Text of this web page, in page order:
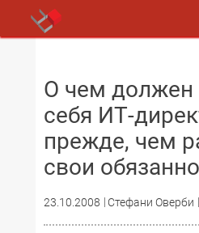
О чем должен
себя ИТ-
прежде, чем
свои
23.10.2008 Стефани Оверби